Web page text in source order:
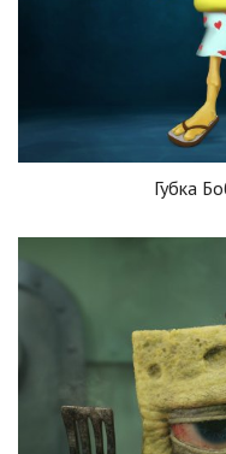
Губка